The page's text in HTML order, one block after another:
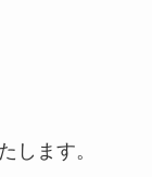
します。